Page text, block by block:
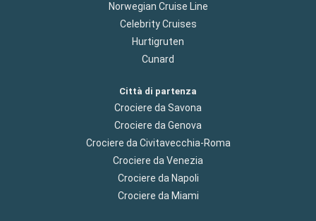
Norwegian Cruise Line
Celebrity Cruises
Hurtigruten
Cunard
Città di partenza
Crociere da Savona
Crociere da Genova
Crociere da Civitavecchia-Roma
Crociere da Venezia
Crociere da Napoli
Crociere da Miami